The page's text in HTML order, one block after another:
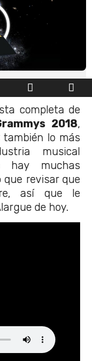
completa de
2018,
lo más
musical
muchas
que revisar que
así que le
de hoy.